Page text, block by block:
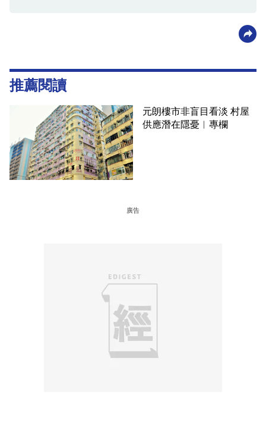
推薦閱讀
元朗樓市非盲目看淡 村屋
供應潛在隱憂︳專欄
廣告